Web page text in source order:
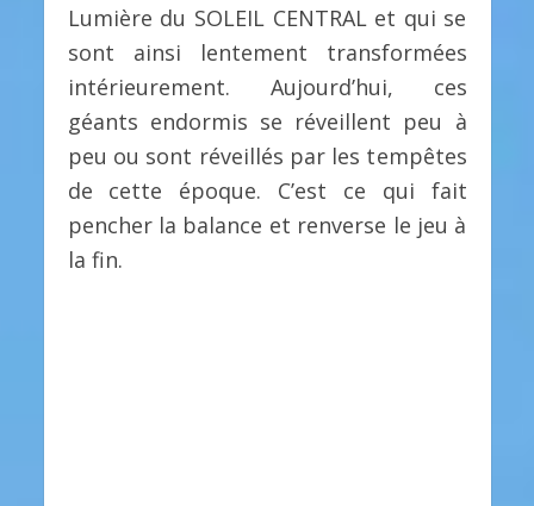
Lumière du SOLEIL CENTRAL et qui se
sont ainsi lentement transformées
intérieurement. Aujourd’hui, ces
géants endormis se réveillent peu à
peu ou sont réveillés par les tempêtes
de cette époque. C’est ce qui fait
pencher la balance et renverse le jeu à
la fin.